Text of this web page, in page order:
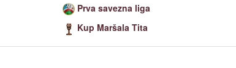
Prva savezna liga
Kup Maršala Tita